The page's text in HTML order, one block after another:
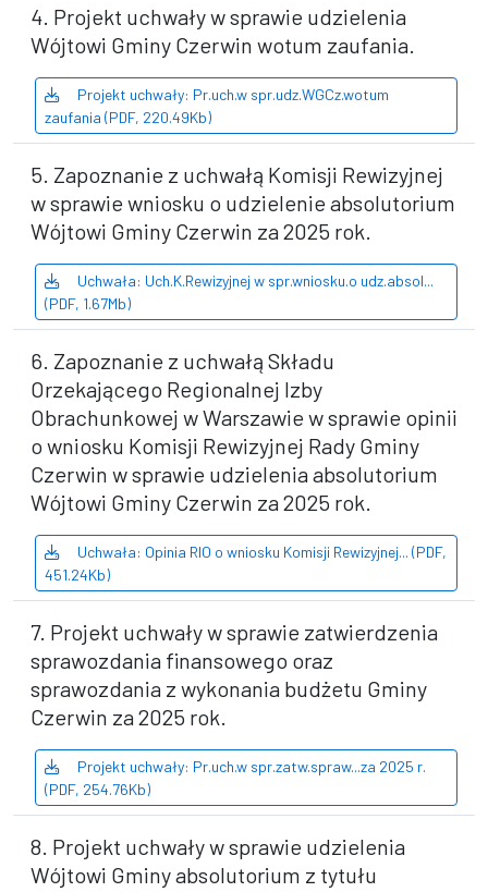
4. Projekt uchwały w sprawie udzielenia
Wójtowi Gminy Czerwin wotum zaufania.
Projekt uchwały: Pr.uch.w spr.udz.WGCz.wotum
zaufania (PDF, 220.49Kb)
5. Zapoznanie z uchwałą Komisji Rewizyjnej
w sprawie wniosku o udzielenie absolutorium
Wójtowi Gminy Czerwin za 2025 rok.
Uchwała: Uch.K.Rewizyjnej w spr.wniosku.o udz.absol...
(PDF, 1.67Mb)
6. Zapoznanie z uchwałą Składu
Orzekającego Regionalnej Izby
Obrachunkowej w Warszawie w sprawie opinii
o wniosku Komisji Rewizyjnej Rady Gminy
Czerwin w sprawie udzielenia absolutorium
Wójtowi Gminy Czerwin za 2025 rok.
Uchwała: Opinia RIO o wniosku Komisji Rewizyjnej... (PDF,
451.24Kb)
7. Projekt uchwały w sprawie zatwierdzenia
sprawozdania finansowego oraz
sprawozdania z wykonania budżetu Gminy
Czerwin za 2025 rok.
Projekt uchwały: Pr.uch.w spr.zatw.spraw...za 2025 r.
(PDF, 254.76Kb)
8. Projekt uchwały w sprawie udzielenia
Wójtowi Gminy absolutorium z tytułu